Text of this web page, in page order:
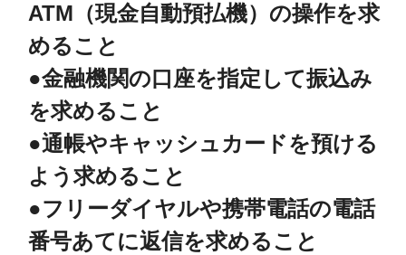
ATM（現金自動預払機）の操作を求
めること
●金融機関の口座を指定して振込み
を求めること
●通帳やキャッシュカードを預ける
よう求めること
●フリーダイヤルや携帯電話の電話
番号あてに返信を求めること